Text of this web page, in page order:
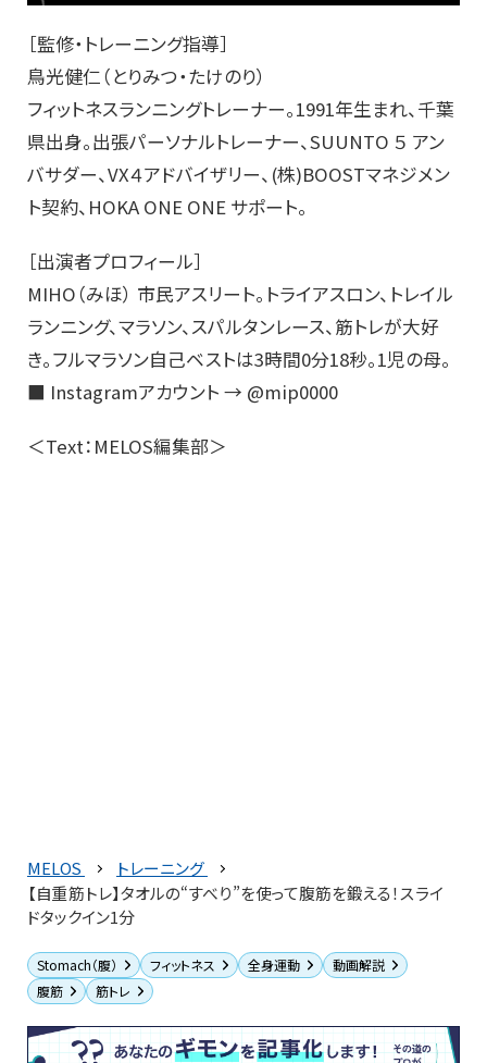
［監修・トレーニング指導］
鳥光健仁（とりみつ・たけのり）
フィットネスランニングトレーナー。1991年生まれ、千葉
県出身。出張パーソナルトレーナー、SUUNTO ５ アン
バサダー、VX４アドバイザリー、(株)BOOSTマネジメン
ト契約、HOKA ONE ONE サポート。
［出演者プロフィール］
MIHO（みほ） 市民アスリート。トライアスロン、トレイル
ランニング、マラソン、スパルタンレース、筋トレが大好
き。フルマラソン自己ベストは3時間0分18秒。1児の母。
■ Instagramアカウント → @mip0000
＜Text：MELOS編集部＞
MELOS
トレーニング
【自重筋トレ】タオルの“すべり”を使って腹筋を鍛える！スライ
ドタックイン1分
Stomach（腹） フィットネス 全身運動
動画解説
腹筋
筋トレ